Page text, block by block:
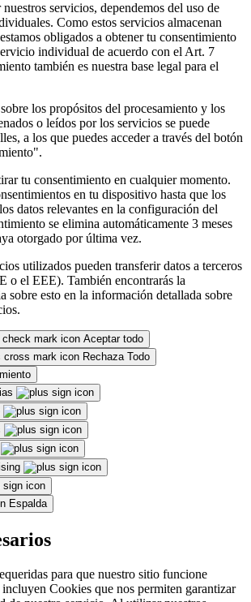
servicios, dependemos del uso de
Como estos servicios almacenan
obligados a obtener tu consentimiento
individual de acuerdo con el Art. 7
también es nuestra base legal para el
los propósitos del procesamiento y los
o leídos por los servicios se puede
a los que puedes acceder a través del botón
tu consentimiento en cualquier momento.
en tu dispositivo hasta que los
datos relevantes en la configuración del
se elimina automáticamente 3 meses
otorgado por última vez.
utilizados pueden transferir datos a terceros
o el EEE). También encontrarás la
sobre esto en la información detallada sobre
Aceptar todo
Rechaza Todo
Espalda
para que nuestro sitio funcione
incluyen Cookies que nos permiten garantizar